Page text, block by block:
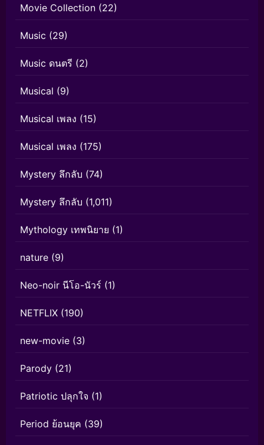
Movie Collection (22)
Music (29)
Music ดนตรี (2)
Musical (9)
Musical เพลง (15)
Musical เพลง (175)
Mystery ลึกลับ (74)
Mystery ลึกลับ (1,011)
Mythology เทพนิยาย (1)
nature (9)
Neo-noir นีโอ-นัวร์ (1)
NETFLIX (190)
new-movie (3)
Parody (21)
Patriotic ปลุกใจ (1)
Period ย้อนยุค (39)